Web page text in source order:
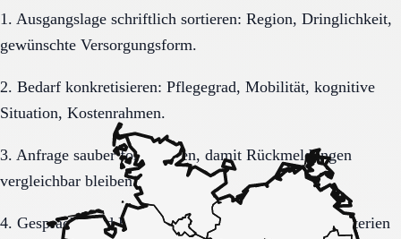
1. Ausgangslage schriftlich sortieren: Region, Dringlichkeit,
gewünschte Versorgungsform.
2. Bedarf konkretisieren: Pflegegrad, Mobilität, kognitive
Situation, Kostenrahmen.
3. Anfrage sauber formulieren, damit Rückmeldungen
vergleichbar bleiben.
4. Gespräche und Besichtigungen mit festen Muss-Kriterien